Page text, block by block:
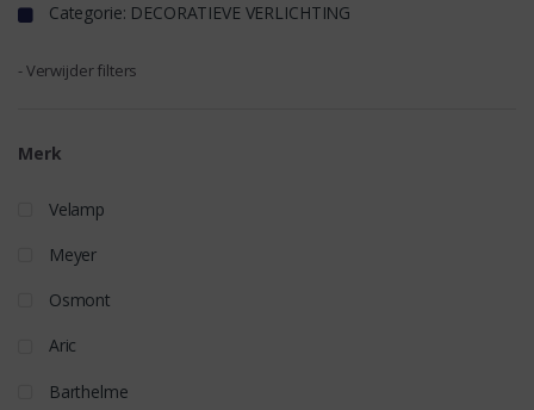
Categorie: DECORATIEVE VERLICHTING
- Verwijder filters
Merk
Velamp
Meyer
Osmont
Aric
Barthelme